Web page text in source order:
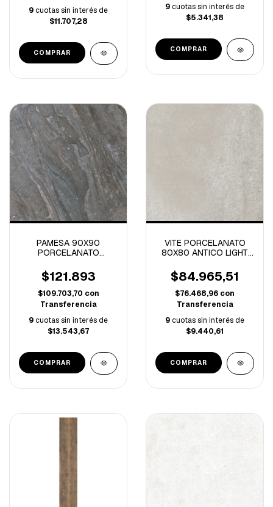
9cuotas sin interés de
$11.707,28
9cuotas sin interés de
$5.341,38
PAMESA 90X90
PORCELANATO
1.62M/C
$121.893
$109.703,70 con
Transferencia
9cuotas sin interés de
$13.543,67
VITE PORCELANATO
80X80 ANTICO LIGHT
M/C
$84.965,51
$76.468,96 con
Transferencia
9cuotas sin interés de
$9.440,61